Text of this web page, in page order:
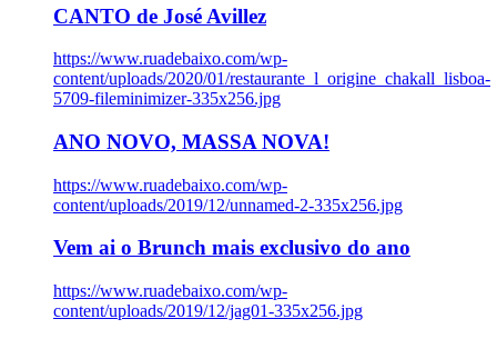
CANTO de José Avillez
https://www.ruadebaixo.com/wp-
content/uploads/2020/01/restaurante_l_origine_chakall_lisboa-
5709-fileminimizer-335x256.jpg
ANO NOVO, MASSA NOVA!
https://www.ruadebaixo.com/wp-
content/uploads/2019/12/unnamed-2-335x256.jpg
Vem ai o Brunch mais exclusivo do ano
https://www.ruadebaixo.com/wp-
content/uploads/2019/12/jag01-335x256.jpg